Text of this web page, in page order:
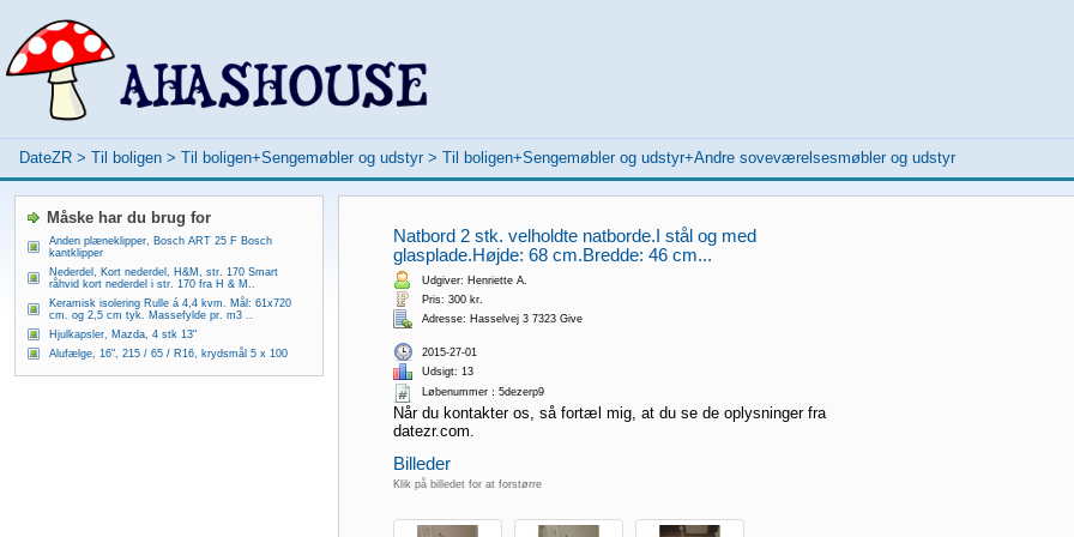
DateZR > Til boligen > Til boligen+Sengemøbler og udstyr > Til boligen+Sengemøbler og udstyr+Andre soveværelsesmøbler og udstyr
Natbord 2 stk. velholdte natborde.I stål og med
glasplade.Højde: 68 cm.Bredde: 46 cm...
Udgiver: Henriette A.
Pris: 300 kr.
Adresse: Hasselvej 3 7323 Give
2015-27-01
Udsigt: 13
Løbenummer：5dezerp9
Når du kontakter os, så fortæl mig, at du se de oplysninger fra
datezr.com.
Billeder
Klik på billedet for at forstørre
Måske har du brug for
Anden plæneklipper, Bosch ART 25 F Bosch
kantklipper
Nederdel, Kort nederdel, H&M, str. 170 Smart
råhvid kort nederdel i str. 170 fra H & M..
Keramisk isolering Rulle á 4,4 kvm. Mål: 61x720
cm. og 2,5 cm tyk. Massefylde pr. m3 ..
Hjulkapsler, Mazda, 4 stk 13"
Alufælge, 16", 215 / 65 / R16, krydsmål 5 x 100